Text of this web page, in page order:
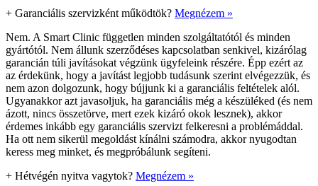
+ Garanciális szervizként működtök? Megnézem »
Nem. A Smart Clinic független minden szolgáltatótól és minden
gyártótól. Nem állunk szerződéses kapcsolatban senkivel, kizárólag
garancián túli javításokat végzünk ügyfeleink részére. Épp ezért az
az érdekünk, hogy a javítást legjobb tudásunk szerint elvégezzük, és
nem azon dolgozunk, hogy bújjunk ki a garanciális feltételek alól.
Ugyanakkor azt javasoljuk, ha garanciális még a készüléked (és nem
ázott, nincs összetörve, mert ezek kizáró okok lesznek), akkor
érdemes inkább egy garanciális szervizt felkeresni a problémáddal.
Ha ott nem sikerül megoldást kínálni számodra, akkor nyugodtan
keress meg minket, és megpróbálunk segíteni.
+ Hétvégén nyitva vagytok? Megnézem »